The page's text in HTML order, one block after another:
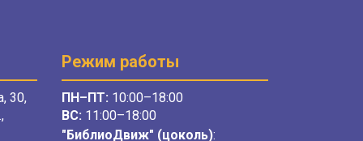
30,
Режим работы
ПН–ПТ: 10:00–18:00
ВС: 11:00–18:00
"БиблиоДвиж" (цоколь):